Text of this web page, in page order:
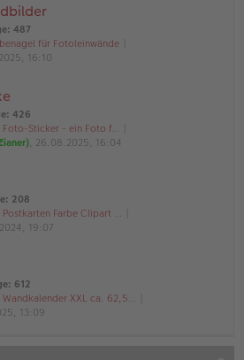
: 487
für Fotoleinwände
16:10
: 426
Foto-Sticker - ein Foto f…
, 26.08.2025, 16:04
: 208
Postkarten Farbe Clipart …
19:07
: 612
Wandkalender XXL ca. 62,5…
13:09